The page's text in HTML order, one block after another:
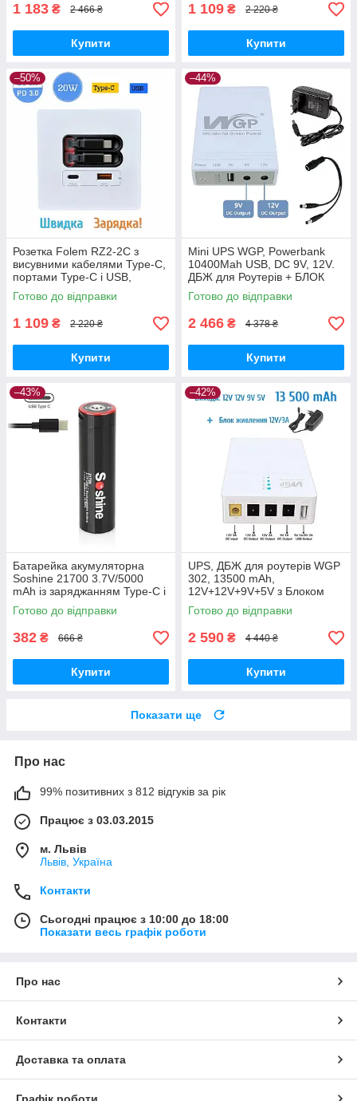
1 183 ₴ 2 466 ₴
Купити
1 109 ₴ 2 220 ₴
Купити
–50%
Розетка Folem RZ2-2С з
висувними кабелями Type-C,
портами Type-C і USB,
швидке заряджання 20W
PD3.0 QC3.0, внутрішня —
Білий
Готово до відправки
1 109 ₴ 2 220 ₴
Купити
–44%
Mini UPS WGP, Powerbank
10400Mah USB, DC 9V, 12V.
ДБЖ для Роутерів + БЛОК
ЖИВЛЕННЯ + Кабель
розподілу
Готово до відправки
2 466 ₴ 4 378 ₴
Купити
–43%
Батарейка акумуляторна
Soshine 21700 3.7V/5000
mAh із заряджанням Type-C і
функцією PowerBank — 1 ШТ.
Готово до відправки
382 ₴ 666 ₴
Купити
–42%
UPS, ДБЖ для роутерів WGP
302, 13500 mAh,
12V+12V+9V+5V з Блоком
Живлення
Готово до відправки
2 590 ₴ 4 440 ₴
Купити
Показати ще
Про нас
99% позитивних з 812 відгуків за рік
Працює з 03.03.2015
м. Львів
Львів, Україна
Контакти
Сьогодні працює з 10:00 до 18:00
Показати весь графік роботи
Про нас
Контакти
Доставка та оплата